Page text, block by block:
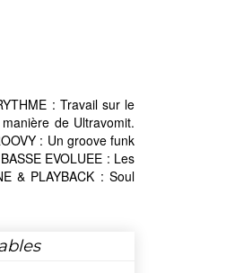
: Travail sur le
de Ultravomit.
: Un groove funk
EVOLUEE : Les
& PLAYBACK : Soul